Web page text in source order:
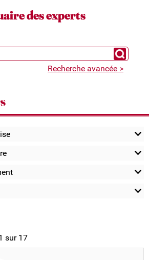
des experts
Chercher
Recherche avancée >
sur 17